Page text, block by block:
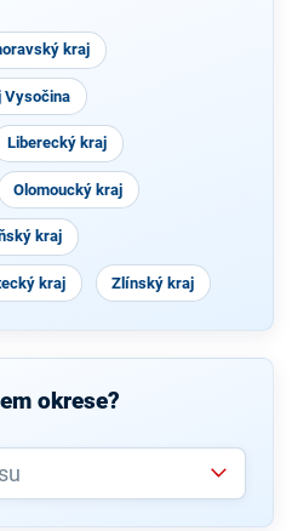
kraj
Vysočina
Liberecký kraj
Olomoucký kraj
kraj
kraj Zlínský kraj
okrese?